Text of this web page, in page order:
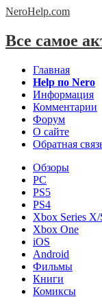
NeroHelp.com
Все самое
Главная
Help по Nero
Информация
Комментарии
Форум
О сайте
Обратная
Обзоры
PC
PS5
PS4
Xbox Series X/
Xbox One
iOS
Android
Фильмы
Книги
Комиксы